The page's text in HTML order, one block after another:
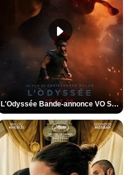
L'Odyssée Bande-annonce VO STFR